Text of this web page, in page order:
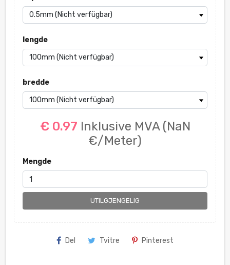
lengde
bredde
€ 0.97 Inklusive MVA (NaN
€/Meter)
Mengde
UTILGJENGELIG
Del Tvitre Pinterest